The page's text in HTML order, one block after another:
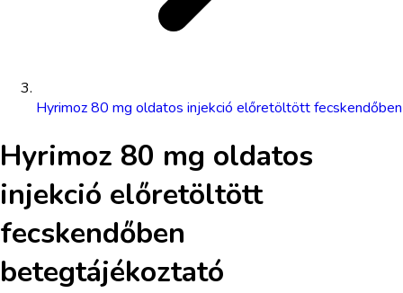
Hyrimoz 80 mg oldatos injekció előretöltött fecskendőben
Hyrimoz 80 mg oldatos
injekció előretöltött
fecskendőben
betegtájékoztató